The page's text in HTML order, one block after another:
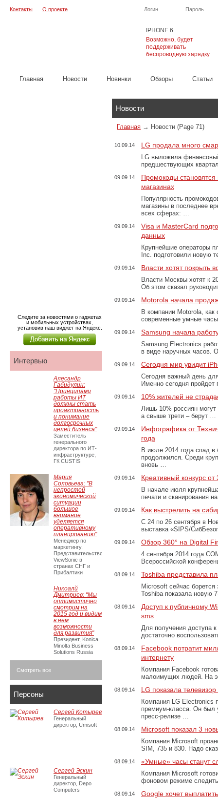
IPHONE 6
Возможно, будет
поддерживать
беспроводную зарядку
Логин Пароль
Контакты О проекте
Главная Новости Новинки Обзоры Cтатьи
Новости
Главная → Новости (Page 71)
10.09.14 LG продала много
LG выложила
предшествующих
09.09.14
Промокоды
магазинах
Популярность
магазины в последнее
всех сферах: …
09.09.14
Visa и MasterCard
данных
Крупнейшие операторы
Inc. подготовили
09.09.14 Власти хотят покрыть
Власти Москвы хотят к
Об этом сказал
09.09.14 Motorola начала
В компании Motorola,
современные умные
09.09.14 Samsung начала
Samsung Electronics
в виде наручных часов.
09.09.14 Сегодня мир увидит
Сегодня важный день
Именно сегодня
09.09.14 10% жителей не
Лишь 10% россиян могут
а свыше трети – берут …
09.09.14
Инфографика от
года
В июле 2014 года спад в
продолжился. Среди
вновь …
09.09.14 Креативный конкурс от
В начале июля
печати и сканирования
09.09.14 Как выстрелить на
С 24 по 26 сентября в
выставка «SIPS/
09.09.14 Обзор 360° на Digital
4 сентября 2014 года
Всероссийской
08.09.14 Toshiba представила
Microsoft сейчас
Toshiba показала
08.09.14
Доступ к публичному
sms
Для получения доступа
достаточно
08.09.14
Facebook потратит
интернету
Компания Facebook
малоимущих людей. На
08.09.14 LG показала
Компания LG Electronics
премиум-класса. Он был
пресс-релизе …
08.09.14 Microsoft показал 3
Компания Microsoft
SIM, 735 и 830. Надо
08.09.14 «Умные» часы станут
Компания Microsoft
фоновом режиме
08.09.14
Google хочет
Следите за новостями о гаджетах
и мобильных устройствах,
установив наш виджет на Яндекс.
Интервью
Алесандр
Габидулин:
"Принципами
работы ИТ
должны стать
проактивность
и понимание
долгосрочных
целей бизнеса"
Заместитель
генерального
директора по ИТ-
инфраструктуре,
ГК CUSTIS
Мария
Соловьева: "В
непростой
экономической
ситуации
большое
внимание
уделяется
оперативному
планированию"
Менеджер по
маркетингу,
Представительство
ViewSonic в
странах СНГ и
Прибалтики
Никоалй
Дмитриев: "Мы
оптимистично
смотрим на
2015 год и видим
в нем
возможности
для развития"
Президент, Konica
Minolta Business
Solutions Russia
Смотреть все
Персоны
Сергей Котырев
Генеральный
директор, Umisoft
Сергей Эскин
Генеральный
директор, Depo
Computers